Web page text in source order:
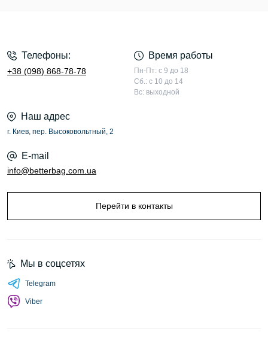
Телефоны:
+38 (098) 868-78-78
Время работы
Пн-Пт: с 9 до 18
Сб.: с 10 до 14
Вс: выходной
Наш адрес
г. Киев, пер. Высоковольтный, 2
E-mail
info@betterbag.com.ua
Перейти в контакты
Мы в соцсетях
Telegram
Viber